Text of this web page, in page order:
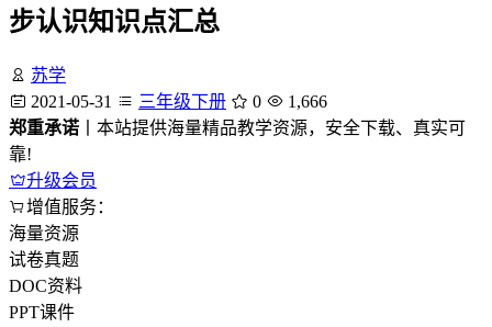
步认识知识点汇总
苏学
2021-05-31
三年级下册 0
1,666
郑重承诺 丨本站提供海量精品教学资源，安全下载、真实可
靠!
升级会员
增值服务：
海量资源
试卷真题
DOC资料
PPT课件